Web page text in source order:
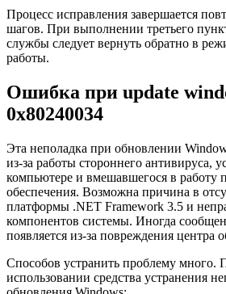
Процесс исправления завершается
шагов. При выполнении третьего
службы следует вернуть обратно в
работы.
Ошибка при update
0x80240034
Эта неполадка при обновлении
из-за работы стороннего антивируса,
компьютере и вмешавшегося в работу
обеспечения. Возможна причина в
платформы .NET Framework 3.5 и
компонентов системы. Иногда
появляется из-за повреждения центра
Способов устранить проблему много.
использовании средства устранения